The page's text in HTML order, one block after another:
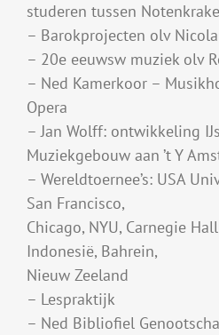
studeren tussen
– Barokprojecten olv
– 20e eeuwsw muziek olv
– Ned Kamerkoor –
Opera
– Jan Wolff: ontwikkeling
Muziekgebouw aan ’t Y
– Wereldtoernee’s: USA
San Francisco,
Chicago, NYU, Carnegie
Indonesië, Bahrein,
Nieuw Zeeland
– Lespraktijk
– Ned Bibliofiel